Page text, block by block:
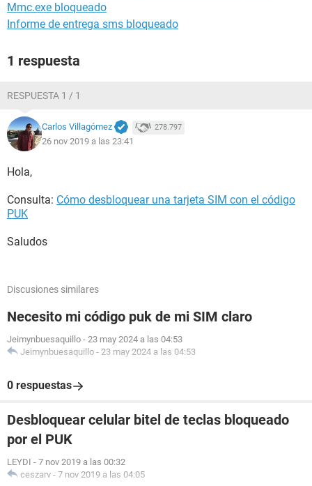
Mmc.exe bloqueado
Informe de entrega sms bloqueado
1 respuesta
RESPUESTA 1 / 1
Carlos Villagómez 278.797
26 nov 2019 a las 23:41
Hola,
Consulta: Cómo desbloquear una tarjeta SIM con el código
PUK
Saludos
Discusiones similares
Necesito mi código puk de mi SIM claro
Jeimynbuesaquillo - 23 may 2024 a las 04:53
Jeimynbuesaquillo - 23 may 2024 a las 04:53
0 respuestas
Desbloquear celular bitel de teclas bloqueado
por el PUK
LEYDI - 7 nov 2019 a las 00:32
ceszarv - 7 nov 2019 a las 04:05